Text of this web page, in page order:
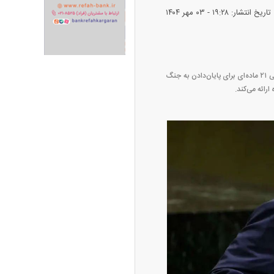
تاریخ انتشار: ۱۹:۲۸ - ۰۳ مهر ۱۴۰۴
دونالد ترامپ و استیو ویتکاف در نشستی با سران کشورهای عربی در حاشیه نشست مجمع عمومی سازمان ملل، طرحی ۲۱ ماده‌ای برای پایان‌دادن به جنگ
می‌کند.